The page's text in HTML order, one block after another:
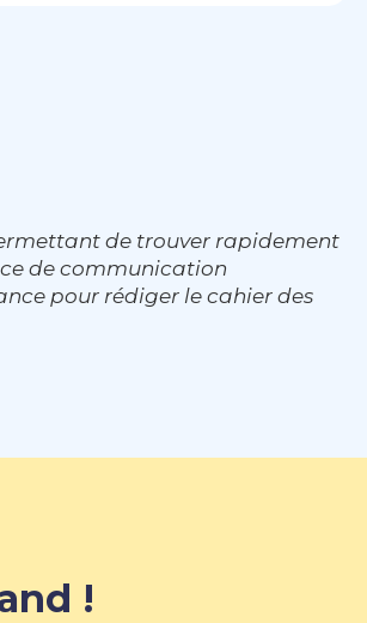
de trouver rapidement
de communication
pour rédiger le cahier des
!